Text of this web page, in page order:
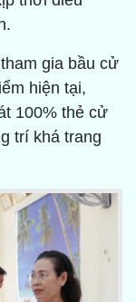
gia bầu cử
hiện tại,
100% thẻ cử
trí khá trang